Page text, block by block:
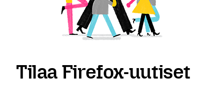
Tilaa Firefox-uutiset